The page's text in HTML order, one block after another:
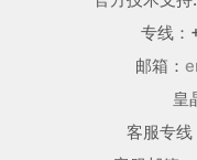
专线
邮箱：
皇
客服专